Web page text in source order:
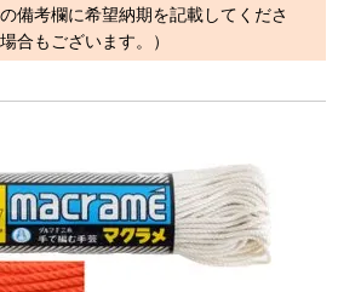
備考欄に希望納期を記載してくださ
合もございます。）